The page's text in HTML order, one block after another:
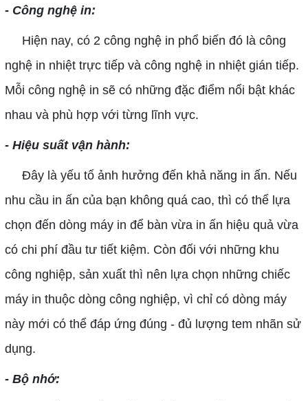
- Công nghệ in:
Hiện nay, có 2 công nghệ in phổ biến đó là công
nghệ in nhiệt trực tiếp và công nghệ in nhiệt gián tiếp.
Mỗi công nghệ in sẽ có những đặc điểm nổi bật khác
nhau và phù hợp với từng lĩnh vực.
- Hiệu suất vận hành:
Đây là yếu tố ảnh hưởng đến khả năng in ấn. Nếu
nhu cầu in ấn của bạn không quá cao, thì có thể lựa
chọn đến dòng máy in để bàn vừa in ấn hiệu quả vừa
có chi phí đầu tư tiết kiệm. Còn đối với những khu
công nghiệp, sản xuất thì nên lựa chọn những chiếc
máy in thuộc dòng công nghiệp, vì chỉ có dòng máy
này mới có thể đáp ứng đúng - đủ lượng tem nhãn sử
dụng.
- Bộ nhớ: